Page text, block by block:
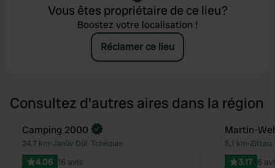
Vous êtes propriétaire de ce lieu?
Boostez votre localisation !
Réclamer ce lieu
Consultez d'autres aires dans la région
Préféré
Reserve maintenant
Camping 2000
24,7 km•Janův Důl, Tchéquie
4.06 16 avis
Martin-
5,1 km•Zittau,
3.17 6